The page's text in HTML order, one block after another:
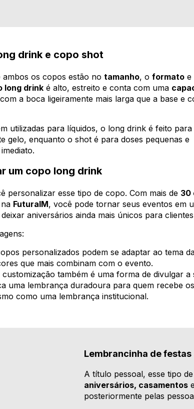
drink e copo shot
os copos estão no tamanho, o formato e
long drink é alto, estreito e conta com uma
a boca ligeiramente mais larga que a base e
utilizadas para líquidos, o long drink é feito para
gelo, enquanto o shot é para doses pequenas e
um copo long drink
personalizar esse tipo de copo. Com mais de 30
FuturaIM, você pode tornar seus eventos em
aniversários ainda mais únicos para
personalizados podem se adaptar ao tema
que mais combinam com o evento.
também é uma forma de divulgar a
uma lembrança duradoura para quem recebe
como uma lembrança institucional.
Lembrancinha de festas
A título pessoal, esse tipo
aniversários, casamentos
posteriormente pelas